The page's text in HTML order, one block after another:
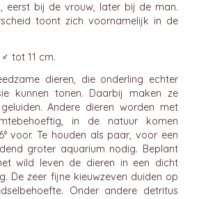
eerst bij de vrouw, later bij de man.
toont zich voornamelijk in de
tot 11 cm.
dieren, die onderling echter
kunnen tonen. Daarbij maken ze
Andere dieren worden met
in de natuur komen
voor. Te houden als paar, voor een
groter aquarium nodig. Beplant
wild leven de dieren in een dicht
De zeer fijne kieuwzeven duiden op
Onder andere detritus